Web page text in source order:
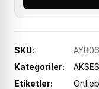
SKU:
Kategoriler:
Etiketler:
Ortlieb